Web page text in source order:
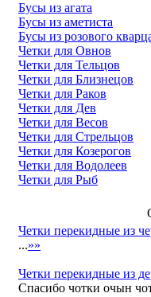
Бусы из агата
Бусы из аметиста
Бусы из розового
Четки для Овнов
Четки для Тельцов
Четки для Близнецов
Четки для Раков
Четки для Дев
Четки для Весов
Четки для Стрельцов
Четки для Козерогов
Четки для Водолеев
Четки для Рыб
Четки перекидные из
...»»
Четки перекидные из
Спасибо чотки очын